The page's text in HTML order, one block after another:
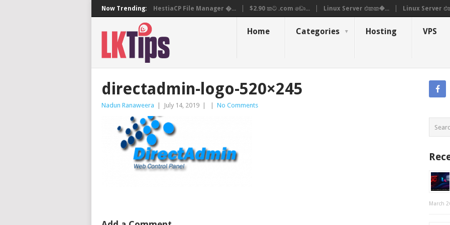
Now Trending: HestiaCP File Manager �... $2.90 කට .com ඩො... Linux Server එකක�... Linux Server
Home Categories Hosting VPS
directadmin-logo-520×245
Nadun Ranaweera July 14, 2019 No Comments
March